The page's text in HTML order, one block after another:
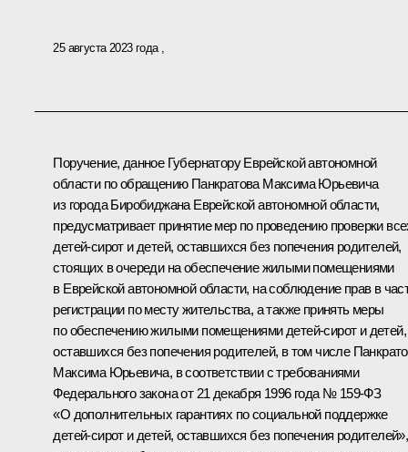
25 августа 2023 года
Поручение, данное Губернатору Еврейской автономной
области по обращению Панкратова Максима Юрьевича
из города Биробиджана Еврейской автономной области,
предусматривает принятие мер по проведению проверки
детей-сирот и детей, оставшихся без попечения родителей,
стоящих в очереди на обеспечение жилыми помещениями
в Еврейской автономной области, на соблюдение прав в
регистрации по месту жительства, а также принять меры
по обеспечению жилыми помещениями детей-сирот и детей,
оставшихся без попечения родителей, в том числе
Максима Юрьевича, в соответствии с требованиями
Федерального закона от 21 декабря 1996 года № 159-ФЗ
«О дополнительных гарантиях по социальной поддержке
детей-сирот и детей, оставшихся без попечения родителей»,